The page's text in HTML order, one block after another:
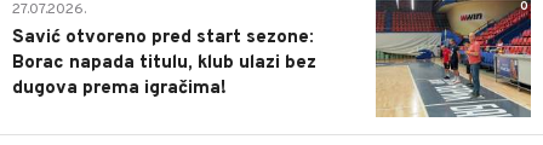
0
27.07.2026.
Savić otvoreno pred start sezone:
Borac napada titulu, klub ulazi bez
dugova prema igračima!